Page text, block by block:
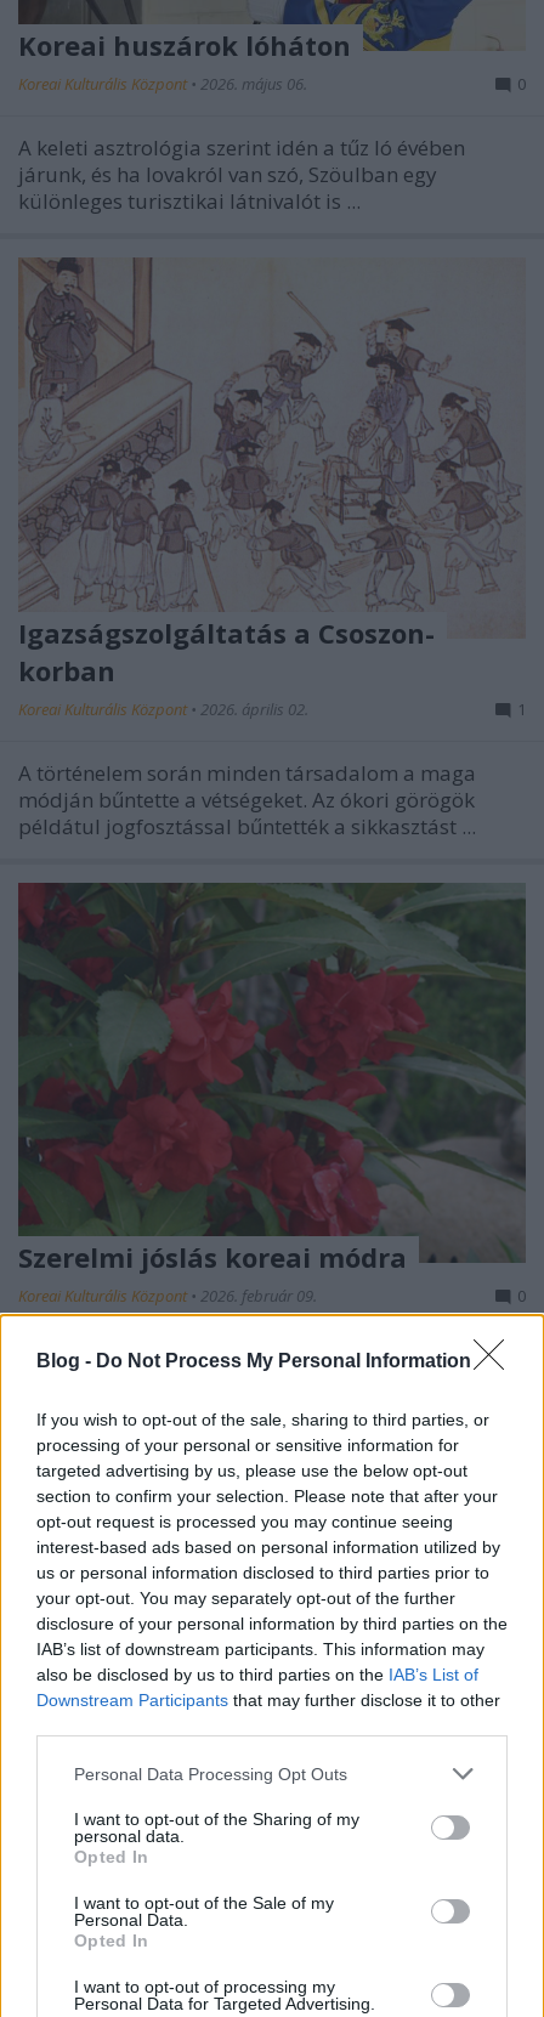
Blog - Do Not Process My Personal Information
If you wish to opt-out of the sale, sharing to third parties, or
processing of your personal or sensitive information for
targeted advertising by us, please use the below opt-out
section to confirm your selection. Please note that after your
opt-out request is processed you may continue seeing
interest-based ads based on personal information utilized by
us or personal information disclosed to third parties prior to
your opt-out. You may separately opt-out of the further
disclosure of your personal information by third parties on the
IAB’s list of downstream participants. This information may
also be disclosed by us to third parties on the IAB’s List of
Downstream Participants that may further disclose it to other
Please note that this website/app uses one or more Google
not limited to your visit or usage behaviour. You may click to
grant or deny consent to Google and its third-party tags to
use your data for below specified purposes in below Google
consent section.
Personal Data Processing Opt Outs
I want to opt-out of the Sharing of my
personal data.
Opted In
I want to opt-out of the Sale of my
Personal Data.
Opted In
I want to opt-out of processing my
Personal Data for Targeted Advertising.
Koreai huszárok lóháton
Koreai Kulturális Központ • 2026. május 06. 0
A keleti asztrológia szerint idén a tűz ló évében
járunk, és ha lovakról van szó, Szöulban egy
különleges turisztikai látnivalót is ...
Igazságszolgáltatás a Csoszon-
korban
Koreai Kulturális Központ • 2026. április 02. 1
A történelem során minden társadalom a maga
módján bűntette a vétségeket. Az ókori görögök
példátul jogfosztással bűntették a sikkasztást ...
Szerelmi jóslás koreai módra
Koreai Kulturális Központ • 2026. február 09. 0
„Szeret? Nem szeret?” – mormolják az emberek
szereti-e őket a szívük választottja. Bár ez ...
A koreai háború poklából született
Koreai Kulturális Központ
A modern koreai festészet egyik meghatározó alakja
Kim Gicshang (김기창, Kim Ki-chang, 1913–2001), aki